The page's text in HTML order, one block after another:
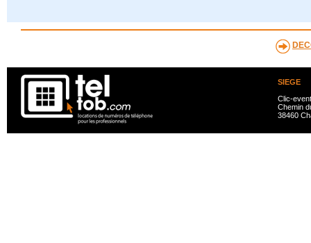
SIEGE
Clic-
Chemin
38460